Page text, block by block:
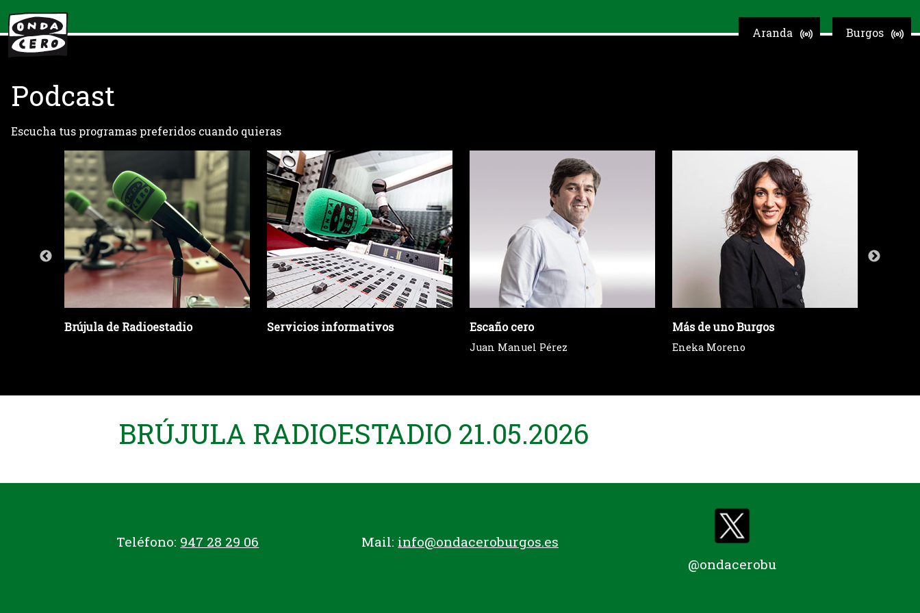
Burgos
Aranda
Podcast
Escucha tus programas preferidos cuando quieras
Brújula de Radioestadio Servicios informativos Escaño cero
Juan Manuel Pérez
Más de uno Burgos
Eneka Moreno
BRÚJULA RADIOESTADIO 21.05.2026
Teléfono: 947 28 29 06 Mail: info@ondaceroburgos.es
@ondacerobu